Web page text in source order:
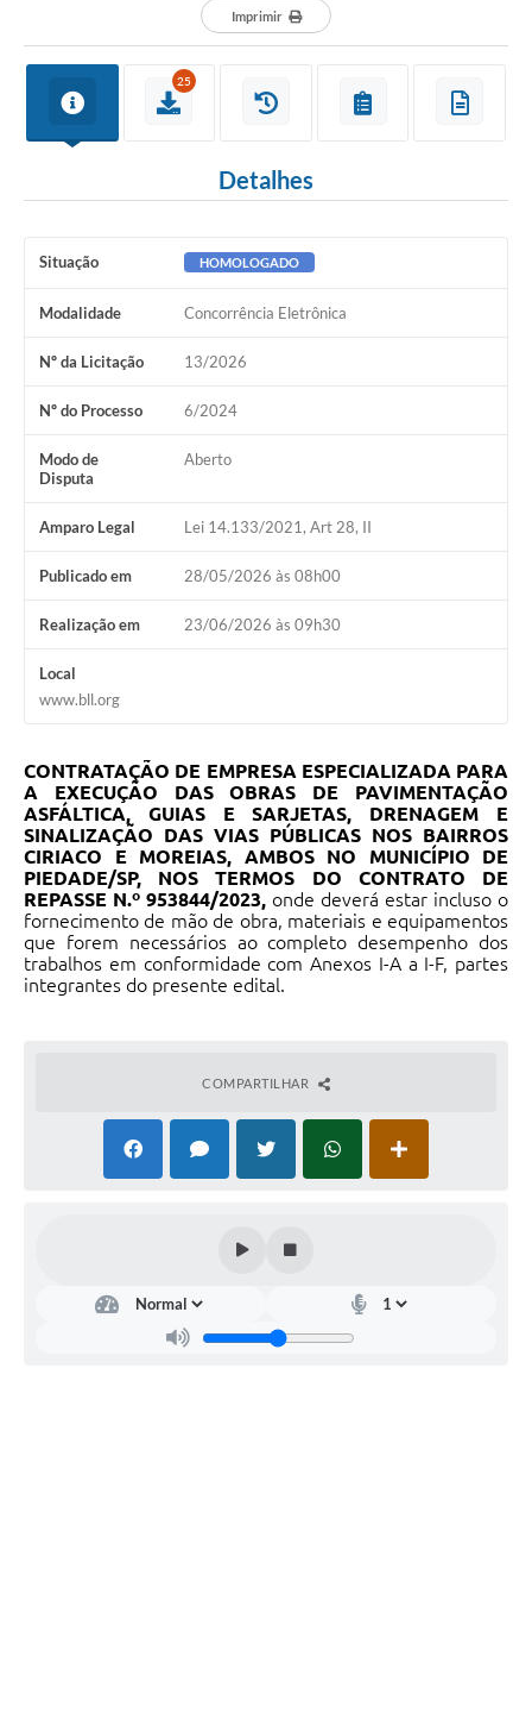
Imprimir
25
Detalhes
Situação HOMOLOGADO
Modalidade Concorrência Eletrônica
Nº da Licitação 13/2026
Nº do Processo 6/2024
Modo de
Disputa
Aberto
Amparo Legal Lei 14.133/2021, Art 28, II
Publicado em 28/05/2026 às 08h00
Realização em 23/06/2026 às 09h30
Local
www.bll.org
CONTRATAÇÃO DE EMPRESA ESPECIALIZADA PARA
A EXECUÇÃO DAS OBRAS DE PAVIMENTAÇÃO
ASFÁLTICA, GUIAS E SARJETAS, DRENAGEM E
SINALIZAÇÃO DAS VIAS PÚBLICAS NOS BAIRROS
CIRIACO E MOREIAS, AMBOS NO MUNICÍPIO DE
PIEDADE/SP, NOS TERMOS DO CONTRATO DE
REPASSE N.º 953844/2023, onde deverá estar incluso o
fornecimento de mão de obra, materiais e equipamentos
que forem necessários ao completo desempenho dos
trabalhos em conformidade com Anexos I-A a I-F, partes
integrantes do presente edital.
COMPARTILHAR